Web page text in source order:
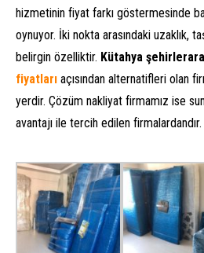
hizmetinin fiyat farkı göstermesinde
oynuyor. İki nokta arasındaki uzaklık,
belirgin özelliktir. Kütahya
fiyatları açısından alternatifleri olan
yerdir. Çözüm nakliyat firmamız ise
avantajı ile tercih edilen firmalardandır.